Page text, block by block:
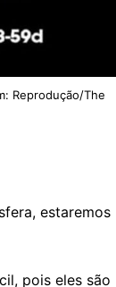
Reprodução/The
estaremos
pois eles são